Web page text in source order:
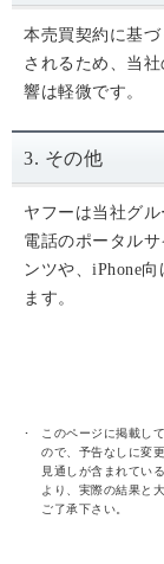
本売買契約に基
されるため、当
響は軽微です。
3. その他
ヤフーは当社グ
電話のポータル
ンツや、iPhone
ます。
このページに掲載し
ので、予告なしに変
見通しが含まれてい
より、実際の結果と
ご了承下さい。